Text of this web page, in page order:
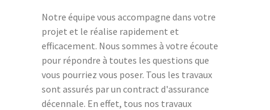
Notre équipe vous accompagne dans votre
projet et le réalise rapidement et
efficacement. Nous sommes à votre écoute
pour répondre à toutes les questions que
vous pourriez vous poser. Tous les travaux
sont assurés par un contract d'assurance
décennale. En effet, tous nos travaux